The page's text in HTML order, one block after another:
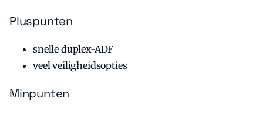
Pluspunten
snelle duplex-ADF
veel veiligheidsopties
Minpunten